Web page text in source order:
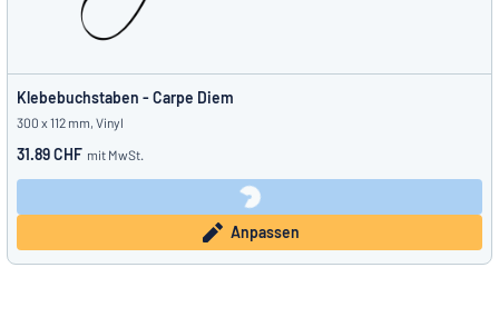
Klebebuchstaben - Carpe Diem
300 x 112 mm, Vinyl
31.89 CHF mit MwSt.
Anpassen